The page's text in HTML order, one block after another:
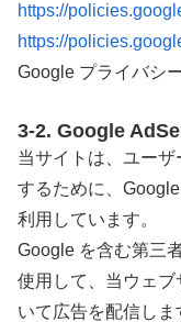
https://
https://
Google プライバシ
3-2. Google
当サイトは、ユー
するために、
利用しています。
Google を含む第三
使用して、当ウェ
いて広告を配信しま